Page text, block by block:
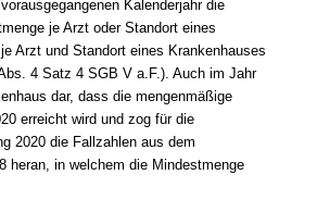
Kalenderjahr die
je Arzt oder Standort eines
Arzt und Standort eines Krankenhauses
4 Satz 4 SGB V a.F.). Auch im Jahr
dar, dass die mengenmäßige
erreicht wird und zog für die
2020 die Fallzahlen aus dem
heran, in welchem die Mindestmenge